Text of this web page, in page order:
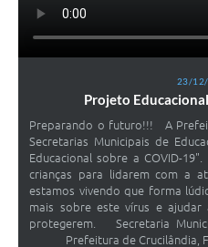
23/
Projeto
Preparando o futuro!!! A
Secretarias Municipais de
Educacional sobre a COVID-
crianças para lidarem com a
estamos vivendo que forma
mais sobre este vírus e
protegerem. Secretaria
Prefeitura de Crucilândia,